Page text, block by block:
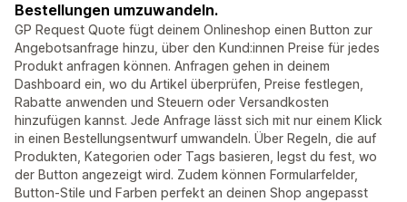
Bestellungen umzuwandeln.
GP Request Quote fügt deinem Onlineshop einen Button zur
Angebotsanfrage hinzu, über den Kund:innen Preise für jedes
Produkt anfragen können. Anfragen gehen in deinem
Dashboard ein, wo du Artikel überprüfen, Preise festlegen,
Rabatte anwenden und Steuern oder Versandkosten
hinzufügen kannst. Jede Anfrage lässt sich mit nur einem Klick
in einen Bestellungsentwurf umwandeln. Über Regeln, die auf
Produkten, Kategorien oder Tags basieren, legst du fest, wo
der Button angezeigt wird. Zudem können Formularfelder,
Button-Stile und Farben perfekt an deinen Shop angepasst